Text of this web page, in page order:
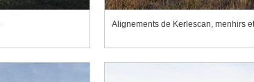
Alignements de Kerlescan, menhirs